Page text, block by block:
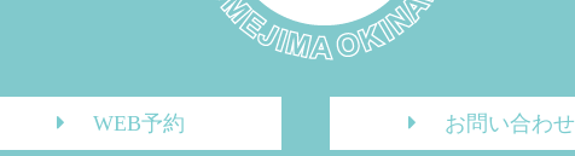
WEB予約 お問い合わせ